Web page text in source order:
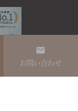
お問い合わせ